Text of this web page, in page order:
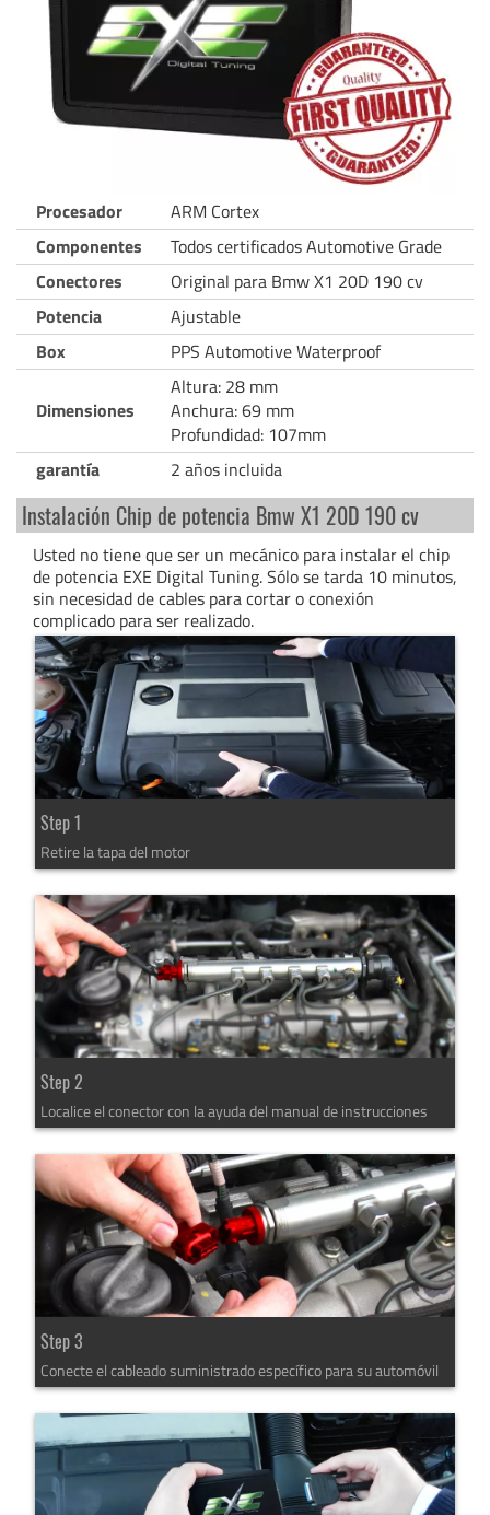
Procesador
ARM Cortex
Componentes
Todos certificados Automotive Grade
Conectores
Original para Bmw X1 20D 190 cv
Potencia
Ajustable
Box
PPS Automotive Waterproof
Dimensiones
Altura: 28 mm
Anchura: 69 mm
Profundidad: 107mm
garantía
2 años incluida
Instalación Chip de potencia Bmw X1 20D 190 cv
Usted no tiene que ser un mecánico para instalar el chip
de potencia EXE Digital Tuning. Sólo se tarda 10 minutos,
sin necesidad de cables para cortar o conexión
complicado para ser realizado.
Step 1
Retire la tapa del motor
Step 2
Localice el conector con la ayuda del manual de instrucciones
Step 3
Conecte el cableado suministrado específico para su automóvil